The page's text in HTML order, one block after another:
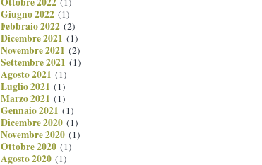
Giugno 2022 (1)
Febbraio 2022 (2)
Dicembre 2021 (1)
Novembre 2021 (2)
Settembre 2021 (1)
Agosto 2021 (1)
Luglio 2021 (1)
Marzo 2021 (1)
Gennaio 2021 (1)
Dicembre 2020 (1)
Novembre 2020 (1)
Ottobre 2020 (1)
Agosto 2020 (1)